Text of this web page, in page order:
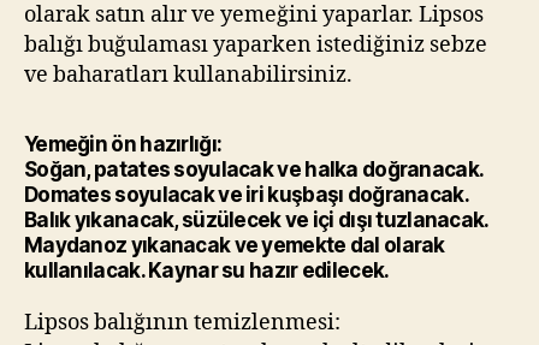
olarak satın alır ve yemeğini yaparlar. Lipsos
balığı buğulaması yaparken istediğiniz sebze
ve baharatları kullanabilirsiniz.
Yemeğin ön hazırlığı:
Soğan, patates soyulacak ve halka doğranacak.
Domates soyulacak ve iri kuşbaşı doğranacak.
Balık yıkanacak, süzülecek ve içi dışı tuzlanacak.
Maydanoz yıkanacak ve yemekte dal olarak
kullanılacak. Kaynar su hazır edilecek.
Lipsos balığının temizlenmesi: